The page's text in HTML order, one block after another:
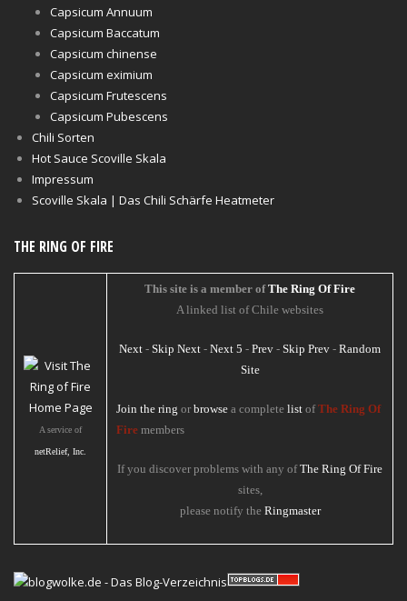
Capsicum Annuum
Capsicum Baccatum
Capsicum chinense
Capsicum eximium
Capsicum Frutescens
Capsicum Pubescens
Chili Sorten
Hot Sauce Scoville Skala
Impressum
Scoville Skala | Das Chili Schärfe Heatmeter
THE RING OF FIRE
A service of
netRelief, Inc.
This site is a member ofThe Ring Of Fire
A linked list of Chile websites
Next - Skip Next - Next 5 - Prev - Skip Prev - Random
Site
Join the ring or browse a complete list ofThe Ring Of
Fire members
If you discover problems with any ofThe Ring Of Fire
sites,
please notify the Ringmaster